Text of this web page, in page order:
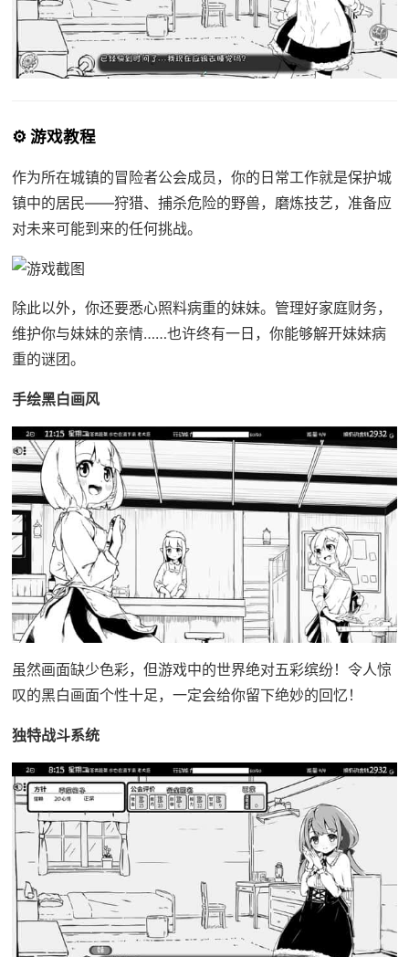
⚙️ 游戏教程
作为所在城镇的冒险者公会成员，你的日常工作就是保护城
镇中的居民——狩猎、捕杀危险的野兽，磨炼技艺，准备应
对未来可能到来的任何挑战。
除此以外，你还要悉心照料病重的妹妹。管理好家庭财务，
维护你与妹妹的亲情……也许终有一日，你能够解开妹妹病
重的谜团。
手绘黑白画风
虽然画面缺少色彩，但游戏中的世界绝对五彩缤纷！令人惊
叹的黑白画面个性十足，一定会给你留下绝妙的回忆！
独特战斗系统